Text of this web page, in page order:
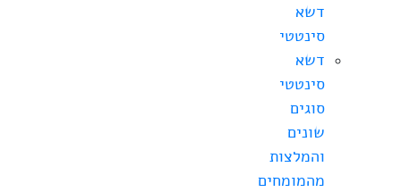
דשא
סינטטי
דשא
סינטטי
סוגים
שונים
והמלצות
מהמומחים